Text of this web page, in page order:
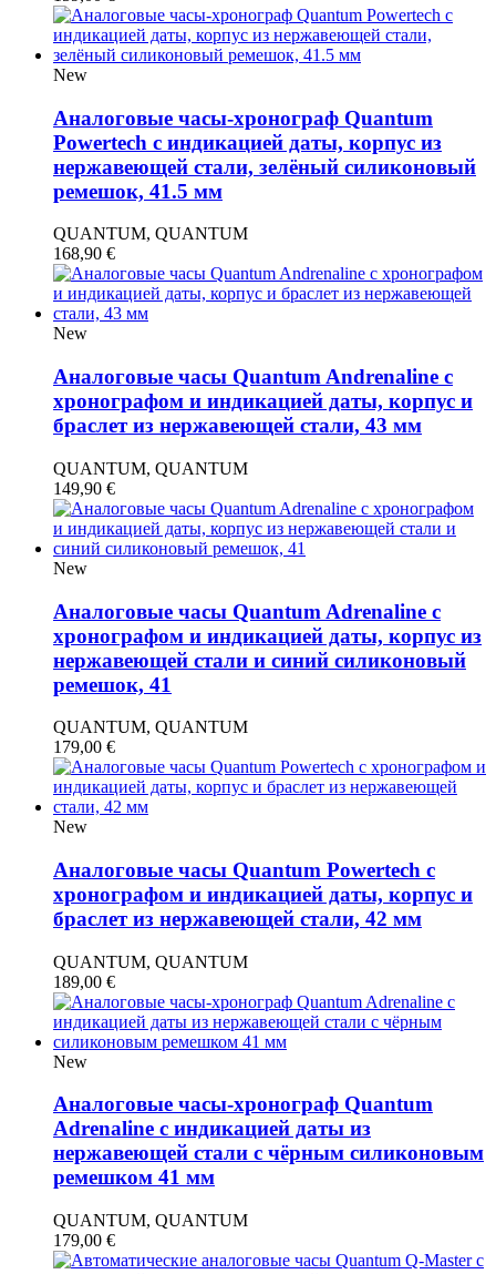
New
Аналоговые часы-хронограф Quantum
Powertech с индикацией даты, корпус из
нержавеющей стали, зелёный силиконовый
ремешок, 41.5 мм
QUANTUM, QUANTUM
168,90 €
New
Аналоговые часы Quantum Andrenaline с
хронографом и индикацией даты, корпус и
браслет из нержавеющей стали, 43 мм
QUANTUM, QUANTUM
149,90 €
New
Аналоговые часы Quantum Adrenaline с
хронографом и индикацией даты, корпус из
нержавеющей стали и синий силиконовый
ремешок, 41
QUANTUM, QUANTUM
179,00 €
New
Аналоговые часы Quantum Powertech с
хронографом и индикацией даты, корпус и
браслет из нержавеющей стали, 42 мм
QUANTUM, QUANTUM
189,00 €
New
Аналоговые часы-хронограф Quantum
Adrenaline с индикацией даты из
нержавеющей стали с чёрным силиконовым
ремешком 41 мм
QUANTUM, QUANTUM
179,00 €